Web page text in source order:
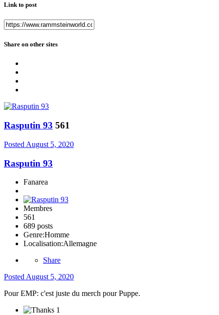
Link to post
Share on other sites
Rasputin 93 561
Posted August 5, 2020
Rasputin 93
Fanarea
Membres
561
689 posts
Genre:Homme
Localisation:Allemagne
Share
Posted August 5, 2020
Pour EMP: c'est juste du merch pour Puppe.
1